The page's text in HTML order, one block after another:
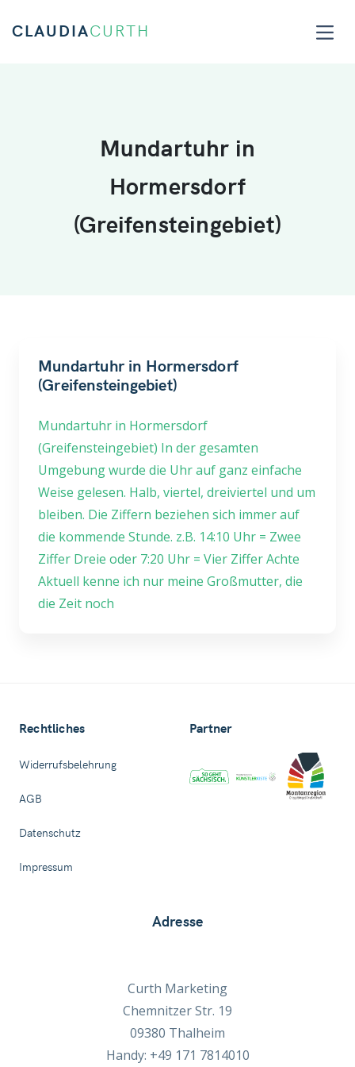
CLAUDIACURTH
Mundartuhr in
Hormersdorf
(Greifensteingebiet)
Mundartuhr in Hormersdorf
(Greifensteingebiet)
Mundartuhr in Hormersdorf
(Greifensteingebiet) In der gesamten
Umgebung wurde die Uhr auf ganz einfache
Weise gelesen. Halb, viertel, dreiviertel und um
bleiben. Die Ziffern beziehen sich immer auf
die kommende Stunde. z.B. 14:10 Uhr = Zwee
Ziffer Dreie oder 7:20 Uhr = Vier Ziffer Achte
Aktuell kenne ich nur meine Großmutter, die
die Zeit noch
Adresse
Curth Marketing
Chemnitzer Str. 19
09380 Thalheim
Handy: +49 171 7814010
Rechtliches
Widerrufsbelehrung
AGB
Datenschutz
Impressum
Partner